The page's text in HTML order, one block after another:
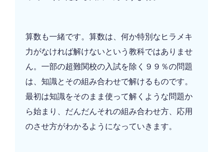
算数も一緒です。算数は、何か特別なヒラメキ
力がなければ解けないという教科ではありませ
ん。一部の超難関校の入試を除く９９％の問題
は、知識とその組み合わせで解けるものです。
最初は知識をそのまま使って解くような問題か
ら始まり、だんだんそれの組み合わせ方、応用
のさせ方がわかるようになっていきます。